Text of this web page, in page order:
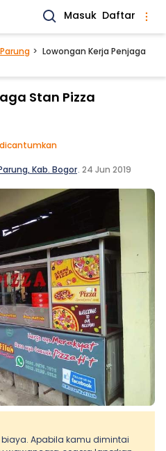
Masuk Daftar
Parung
Lowongan Kerja Penjaga
Stan Pizza
Kab. Bogor. 24 Jun 2019
Apabila kamu dimintai